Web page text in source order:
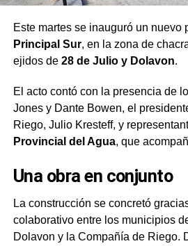
Este martes se inauguró un nuevo
Principal Sur, en la zona de
ejidos de 28 de Julio y Dolavon.
El acto contó con la presencia de
Jones y Dante Bowen, el
Riego, Julio Kresteff, y
Provincial del Agua, que
Una obra en conjunto
La construcción se concretó
colaborativo entre los municipios
Dolavon y la Compañía de Riego.